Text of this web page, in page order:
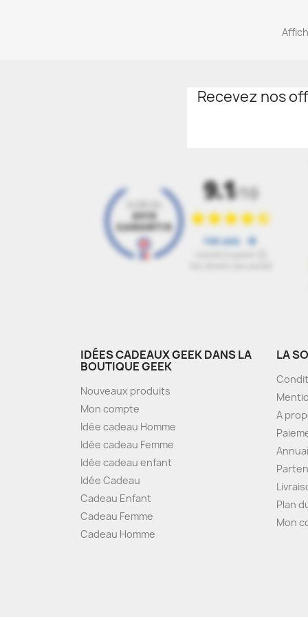
Recevez nos
IDÉES CADEAUX GEEK DANS LA
BOUTIQUE GEEK
Nouveaux produits
Mon compte
Idée cadeau Homme
Idée cadeau Femme
Idée cadeau enfant
Idée Cadeau
Cadeau Enfant
Cadeau Femme
Cadeau Homme
LA
A
Plan
Mon